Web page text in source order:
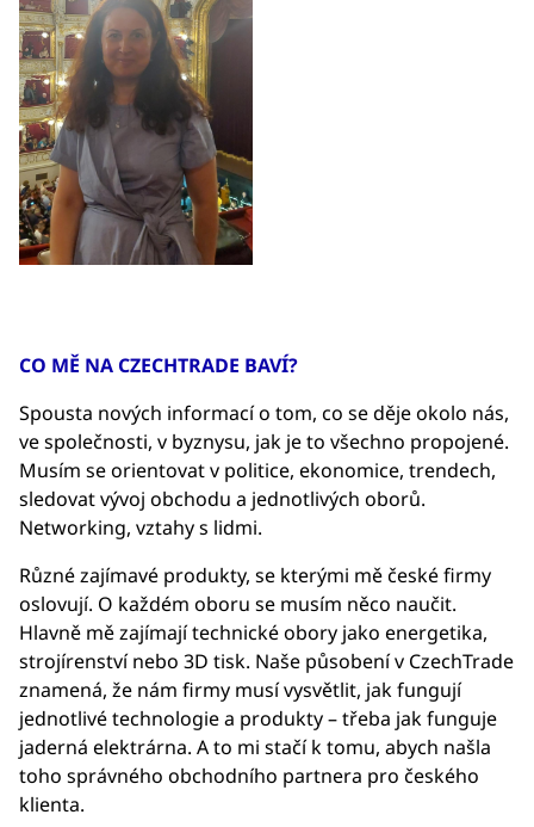
CO MĚ NA CZECHTRADE BAVÍ?
Spousta nových informací o tom, co se děje okolo nás,
ve společnosti, v byznysu, jak je to všechno propojené.
Musím se orientovat v politice, ekonomice, trendech,
sledovat vývoj obchodu a jednotlivých oborů.
Networking, vztahy s lidmi.
Různé zajímavé produkty, se kterými mě české firmy
oslovují. O každém oboru se musím něco naučit.
Hlavně mě zajímají technické obory jako energetika,
strojírenství nebo 3D tisk. Naše působení v CzechTrade
znamená, že nám firmy musí vysvětlit, jak fungují
jednotlivé technologie a produkty – třeba jak funguje
jaderná elektrárna. A to mi stačí k tomu, abych našla
toho správného obchodního partnera pro českého
klienta.